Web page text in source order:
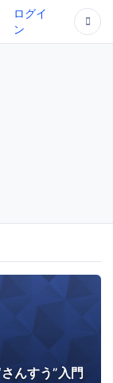
ログイ
ン
んすう”入門